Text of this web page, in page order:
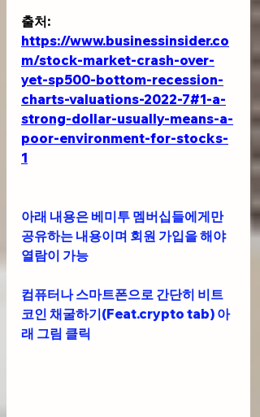
출처:
https://www.businessinsider.co
m/stock-market-crash-over-
yet-sp500-bottom-recession-
charts-valuations-2022-7#1-a-
strong-dollar-usually-means-a-
poor-environment-for-stocks-
1
아래 내용은 베미투 멤버십들에게만
공유하는 내용이며 회원 가입을 해야
열람이 가능
컴퓨터나 스마트폰으로 간단히 비트
코인 채굴하기(Feat.crypto tab) 아
래 그림 클릭